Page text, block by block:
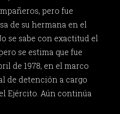
pero fue
de su hermana en el
se sabe con exactitud el
se estima que fue
de 1978, en el marco
de detención a cargo
Ejército. Aún continúa